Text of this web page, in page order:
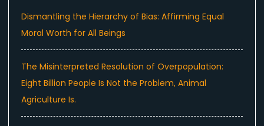
Dismantling the Hierarchy of Bias: Affirming Equal
Moral Worth for All Beings
The Misinterpreted Resolution of Overpopulation:
Eight Billion People Is Not the Problem, Animal
Agriculture Is.